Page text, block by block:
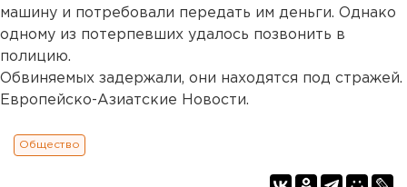
машину и потребовали передать им деньги. Однако
одному из потерпевших удалось позвонить в
полицию.
Обвиняемых задержали, они находятся под стражей.
Европейско-Азиатские Новости.
Общество